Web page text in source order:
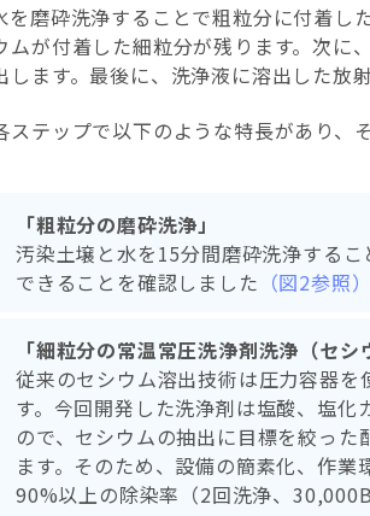
を磨砕洗浄することで粗粒分に付着し
ムが付着した細粒分が残ります。次
ます。最後に、洗浄液に溶出した放
テップで以下のような特長があり、
「粗粒分の磨砕洗浄」
汚染土壌と水を15分間磨砕洗浄する
できることを確認しました （図2参照）
「細粒分の常温常圧洗浄剤洗浄（セシ
従来のセシウム溶出技術は圧力容器
す。今回開発した洗浄剤は塩酸、塩
ので、セシウムの抽出に目標を絞っ
ます。そのため、設備の簡素化、作業
90%以上の除染率（2回洗浄、